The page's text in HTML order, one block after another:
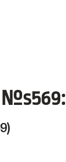
№s569: